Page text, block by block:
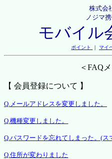
株式会
ノジマ
モバイル
ポイント ｜ マイ
＜FAQ
【 会員登録について 】
Q.メールアドレスを変更しました。
Q.機種変更しました。
Q.パスワードを忘れてしまった。(ス
Q.住所が変わりました